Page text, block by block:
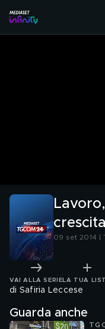
09 set 2014 |
VAI ALLA SERIE LA TUA
di Safiria Leccese
Guarda anche